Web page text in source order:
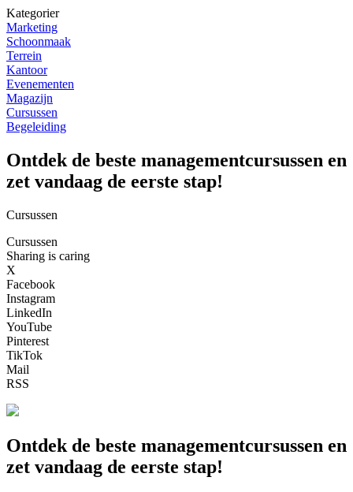
Kategorier
Marketing
Schoonmaak
Terrein
Kantoor
Evenementen
Magazijn
Cursussen
Begeleiding
Ontdek de beste managementcursussen en
zet vandaag de eerste stap!
Cursussen
Cursussen
Sharing is caring
X
Facebook
Instagram
LinkedIn
YouTube
Pinterest
TikTok
Mail
RSS
Ontdek de beste managementcursussen en
zet vandaag de eerste stap!